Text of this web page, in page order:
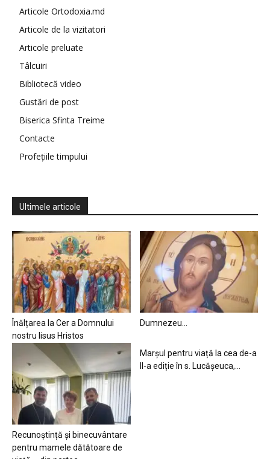
Articole Ortodoxia.md
Articole de la vizitatori
Articole preluate
Tâlcuiri
Bibliotecă video
Gustări de post
Biserica Sfinta Treime
Contacte
Profețiile timpului
Ultimele articole
Înălțarea la Cer a Domnului
nostru Iisus Hristos
Dumnezeu…
Recunoștință și binecuvântare
pentru mamele dătătoare de
Marșul pentru viață la cea de-a
II-a ediție în s. Lucășeuca,...